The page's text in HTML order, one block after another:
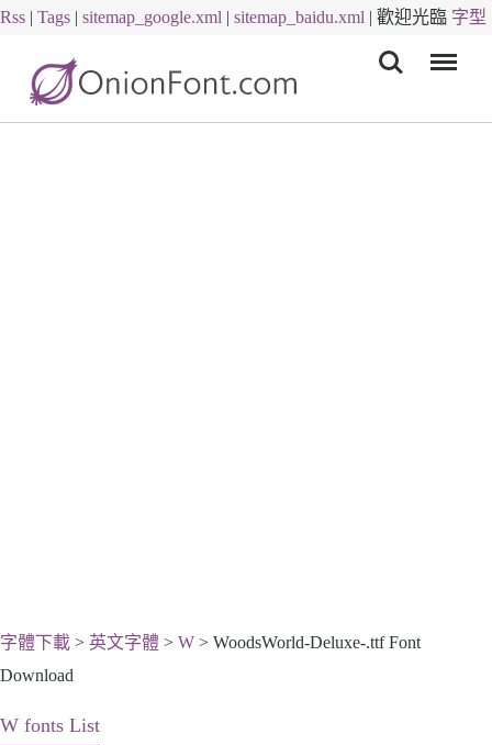
Rss | Tags | sitemap_google.xml | sitemap_baidu.xml | 歡迎光臨 字型
字體下載 > 英文字體 > W > WoodsWorld-Deluxe-.ttf Font
Download
W fonts List